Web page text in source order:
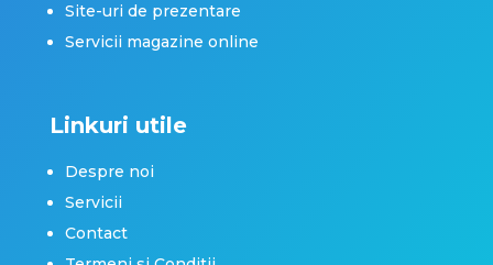
Site-uri de prezentare
Servicii magazine online
Linkuri utile
Despre noi
Servicii
Contact